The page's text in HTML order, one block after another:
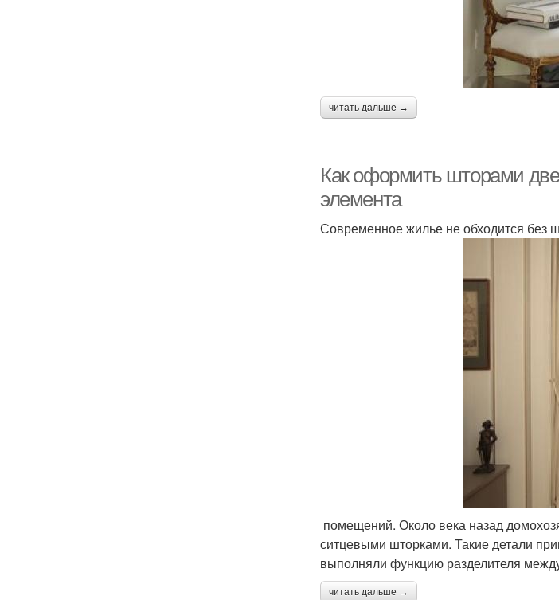
читать дальше →
Как оформить шторами
элемента
Современное жилье не обходится без
помещений. Около века назад
ситцевыми шторками. Такие детали
выполняли функцию разделителя
читать дальше →